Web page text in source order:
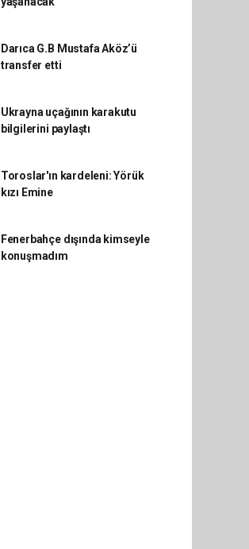
Darıca G.B Mustafa Aköz’ü
transfer etti
Ukrayna uçağının karakutu
bilgilerini paylaştı
Toroslar'ın kardeleni: Yörük
kızı Emine
Fenerbahçe dışında kimseyle
konuşmadım